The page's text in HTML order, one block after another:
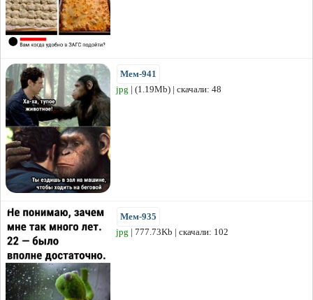
Мем-941
jpg | (1.19Mb) | скачали: 48
Мем-935
jpg | 777.73Kb | скачали: 102